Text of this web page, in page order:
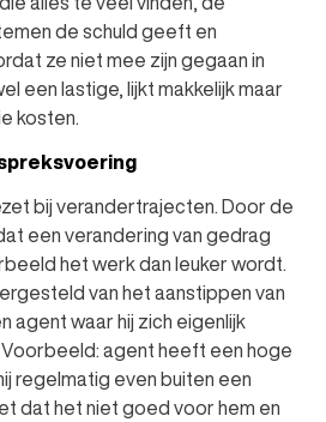
de schuld geeft en
ze niet mee zijn gegaan in
een lastige, lijkt makkelijk maar
kosten.
bij verandertrajecten. Door de
een verandering van gedrag
het werk dan leuker wordt.
van het aanstippen van
agent waar hij zich eigenlijk
Voorbeeld: agent heeft een hoge
regelmatig even buiten een
dat het niet goed voor hem en